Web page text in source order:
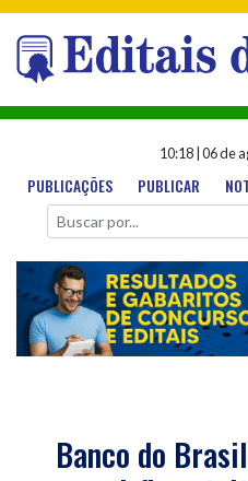
10:18| 06 de
PUBLICAÇÕES PUBLICAR
Banco do